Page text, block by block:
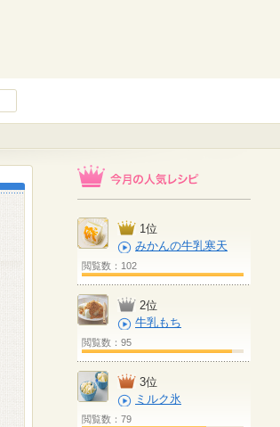
1位
みかんの牛乳寒天
閲覧数：102
2位
牛乳もち
閲覧数：95
3位
ミルク氷
閲覧数：79